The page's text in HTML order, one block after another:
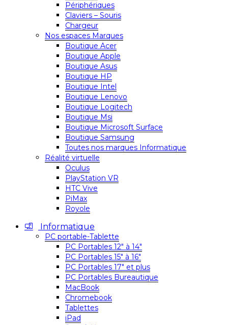
Périphériques
Claviers – Souris
Chargeur
Nos espaces Marques
Boutique Acer
Boutique Apple
Boutique Asus
Boutique HP
Boutique Intel
Boutique Lenovo
Boutique Logitech
Boutique Msi
Boutique Microsoft Surface
Boutique Samsung
Toutes nos marques Informatique
Réalité virtuelle
Oculus
PlayStation VR
HTC Vive
PiMax
Royole
Informatique
PC portable-Tablette
PC Portables 12″ à 14″
PC Portables 15″ à 16″
PC Portables 17″ et plus
PC Portables Bureautique
MacBook
Chromebook
Tablettes
iPad